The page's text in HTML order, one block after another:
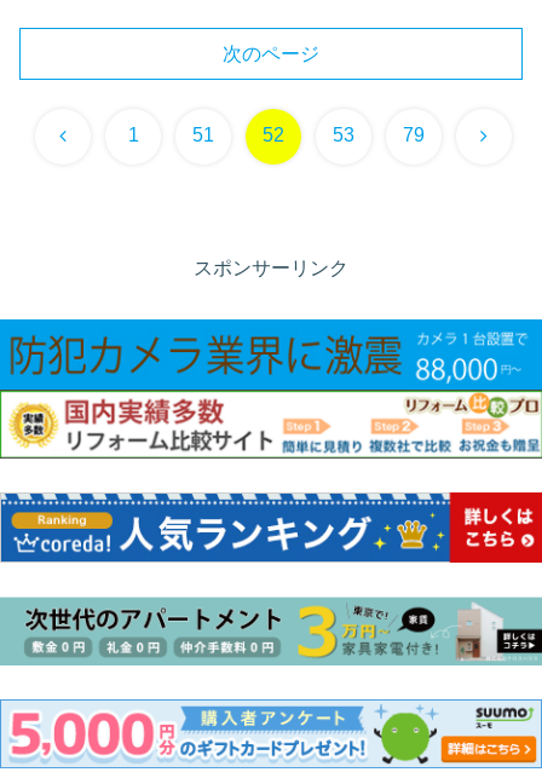
次のページ
前 1 51 52 53 79 次
スポンサーリンク